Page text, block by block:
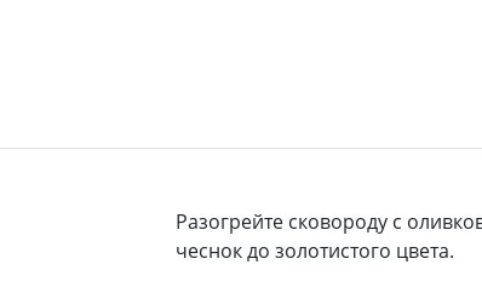
Разогрейте сковороду с
чеснок до золотистого цвета.